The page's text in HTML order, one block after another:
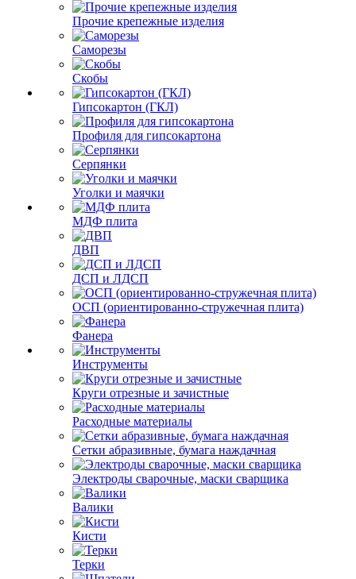
Прочие крепежные изделия
Саморезы
Скобы
Гипсокартон (ГКЛ)
Профиля для гипсокартона
Серпянки
Уголки и маячки
МДФ плита
ДВП
ДСП и ЛДСП
ОСП (ориентированно-стружечная плита)
Фанера
Инструменты
Круги отрезные и зачистные
Расходные материалы
Сетки абразивные, бумага наждачная
Электроды сварочные, маски сварщика
Валики
Кисти
Терки